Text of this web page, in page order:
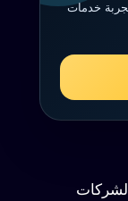
خدمات